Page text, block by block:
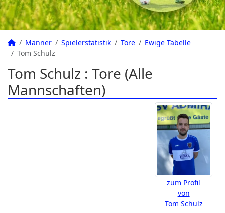
Männer Spielerstatistik Tore
Ewige Tabelle
Tom Schulz
Tom Schulz : Tore (Alle
Mannschaften)
zum Profil
von
Tom Schulz